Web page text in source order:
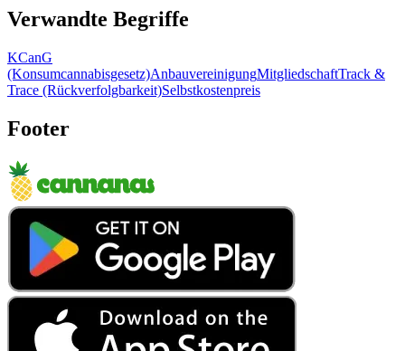
Verwandte Begriffe
KCanG
(Konsumcannabisgesetz)AnbauvereinigungMitgliedschaftTrack &
Trace (Rückverfolgbarkeit)Selbstkostenpreis
Footer